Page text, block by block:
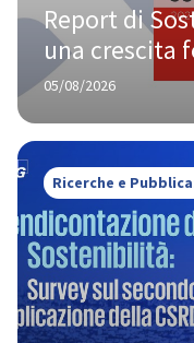
Report di
una crescita
e
05/08/2026
Ricerche e